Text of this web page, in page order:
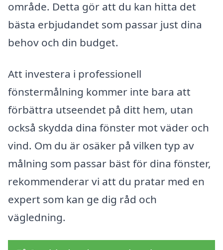
område. Detta gör att du kan hitta det
bästa erbjudandet som passar just dina
behov och din budget.
Att investera i professionell
fönstermålning kommer inte bara att
förbättra utseendet på ditt hem, utan
också skydda dina fönster mot väder och
vind. Om du är osäker på vilken typ av
målning som passar bäst för dina fönster,
rekommenderar vi att du pratar med en
expert som kan ge dig råd och
vägledning.